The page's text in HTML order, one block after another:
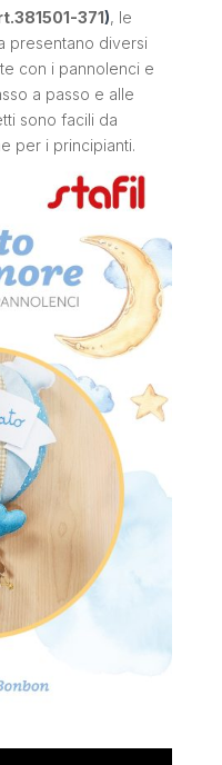
371), le
presentano diversi
con i pannolenci e
a passo e alle
sono facili da
per i principianti.